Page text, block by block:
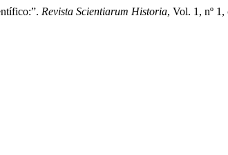
Revista Scientiarum Historia, Vol. 1, nº